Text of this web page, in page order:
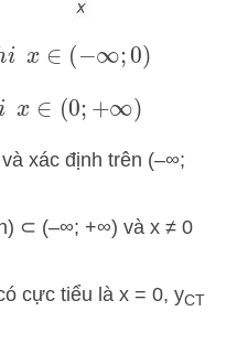
( −∞;0 ) xkhix∈
xác định trên (–∞;
⊂ (–∞; +∞) và x ≠ 0
cực tiểu là x = 0, yCT